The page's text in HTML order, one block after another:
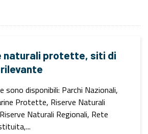
naturali protette, siti di
sono disponibili: Parchi Nazionali,
Protette, Riserve Naturali
Naturali Regionali, Rete